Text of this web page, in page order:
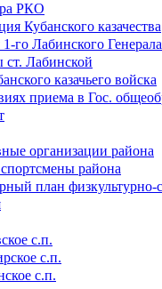
РКО
Кубанского казачества
го Лабинского
ст. Лабинской
казачьего войска
приема в Гос.
организации района
района
план
с.п.
с.п.
с.п.